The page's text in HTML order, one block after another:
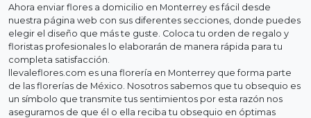
Ahora enviar flores a domicilio en Monterrey es fácil desde
nuestra página web con sus diferentes secciones, donde puedes
elegir el diseño que más te guste. Coloca tu orden de regalo y
floristas profesionales lo elaborarán de manera rápida para tu
completa satisfacción.
llevaleflores.com es una florería en Monterrey que forma parte
de las florerías de México. Nosotros sabemos que tu obsequio es
un símbolo que transmite tus sentimientos por esta razón nos
aseguramos de que él o ella reciba tu obsequio en óptimas